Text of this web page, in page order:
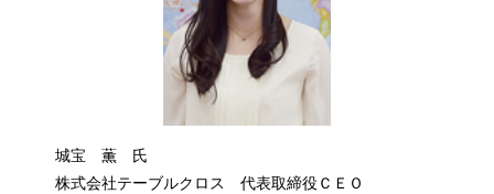
城宝 薫 氏
株式会社テーブルクロス 代表取締役ＣＥＯ